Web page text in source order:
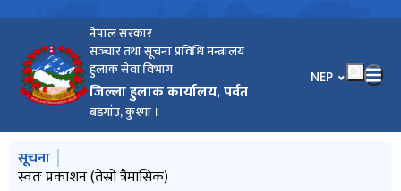
नेपाल सरकार
सञ्‍चार तथा सूचना प्रविधि मन्त्रालय
हुलाक सेवा विभाग
जिल्ला हुलाक कार्यालय, पर्वत
बडगांउ, कुश्मा ।
भाषा चयन गर्नुहोस्
NEP
मुख्य नेभिगेसनमा जानुहोस्
सूचना
स्वतः प्रकाशन (तेस्रो त्रैमासिक)